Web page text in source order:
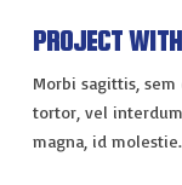
PROJECT
Morbi sagittis,
tortor, vel
magna, id